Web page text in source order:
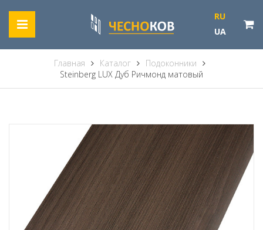
RU
UA
Главная Каталог
Подоконники
Steinberg LUX Дуб Ричмонд матовый